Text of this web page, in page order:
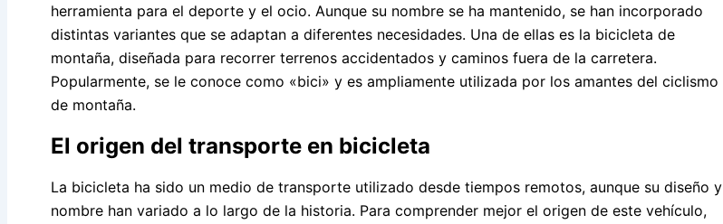
herramienta para el deporte y el ocio. Aunque su nombre se ha mantenido, se han incorporado
distintas variantes que se adaptan a diferentes necesidades. Una de ellas es la bicicleta de
montaña, diseñada para recorrer terrenos accidentados y caminos fuera de la carretera.
Popularmente, se le conoce como «bici» y es ampliamente utilizada por los amantes del ciclismo
de montaña.
El origen del transporte en bicicleta
La bicicleta ha sido un medio de transporte utilizado desde tiempos remotos, aunque su diseño y
nombre han variado a lo largo de la historia. Para comprender mejor el origen de este vehículo,